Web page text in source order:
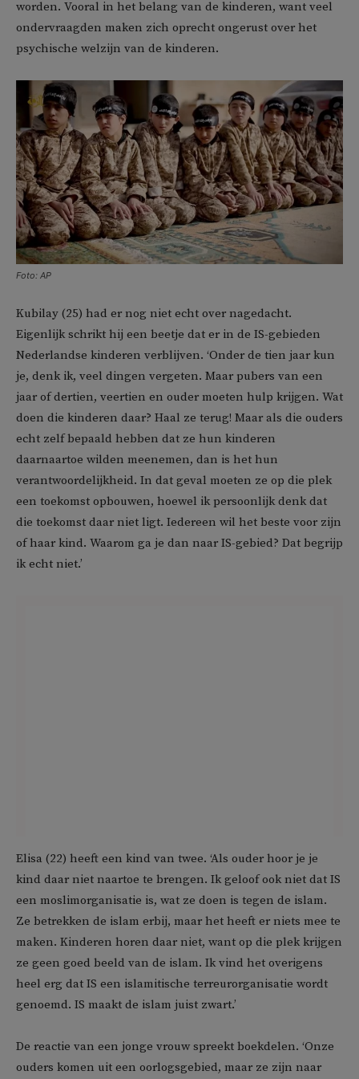
worden. Vooral in het belang van de kinderen, want veel
ondervraagden maken zich oprecht ongerust over het
psychische welzijn van de kinderen.
Foto: AP
Kubilay (25) had er nog niet echt over nagedacht.
Eigenlijk schrikt hij een beetje dat er in de IS-gebieden
Nederlandse kinderen verblijven. ‘Onder de tien jaar kun
je, denk ik, veel dingen vergeten. Maar pubers van een
jaar of dertien, veertien en ouder moeten hulp krijgen. Wat
doen die kinderen daar? Haal ze terug! Maar als die ouders
echt zelf bepaald hebben dat ze hun kinderen
daarnaartoe wilden meenemen, dan is het hun
verantwoordelijkheid. In dat geval moeten ze op die plek
een toekomst opbouwen, hoewel ik persoonlijk denk dat
die toekomst daar niet ligt. Iedereen wil het beste voor zijn
of haar kind. Waarom ga je dan naar IS-gebied? Dat begrijp
ik echt niet.’
Elisa (22) heeft een kind van twee. ‘Als ouder hoor je je
kind daar niet naartoe te brengen. Ik geloof ook niet dat IS
een moslimorganisatie is, wat ze doen is tegen de islam.
Ze betrekken de islam erbij, maar het heeft er niets mee te
maken. Kinderen horen daar niet, want op die plek krijgen
ze geen goed beeld van de islam. Ik vind het overigens
heel erg dat IS een islamitische terreurorganisatie wordt
genoemd. IS maakt de islam juist zwart.’
De reactie van een jonge vrouw spreekt boekdelen. ‘Onze
ouders komen uit een oorlogsgebied, maar ze zijn naar